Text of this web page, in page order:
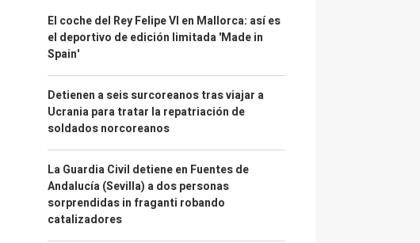
El coche del Rey Felipe VI en Mallorca: así es
el deportivo de edición limitada 'Made in
Spain'
Detienen a seis surcoreanos tras viajar a
Ucrania para tratar la repatriación de
soldados norcoreanos
La Guardia Civil detiene en Fuentes de
Andalucía (Sevilla) a dos personas
sorprendidas in fraganti robando
catalizadores